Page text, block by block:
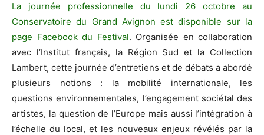
La journée professionnelle du lundi 26 octobre au
Conservatoire du Grand Avignon est disponible sur la
page Facebook du Festival. Organisée en collaboration
avec l’Institut français, la Région Sud et la Collection
Lambert, cette journée d’entretiens et de débats a abordé
plusieurs notions : la mobilité internationale, les
questions environnementales, l’engagement sociétal des
artistes, la question de l’Europe mais aussi l’intégration à
l’échelle du local, et les nouveaux enjeux révélés par la